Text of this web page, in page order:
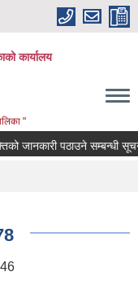
कार्यालय
"
जानकारी पठाउने सम्बन्धी सूचना